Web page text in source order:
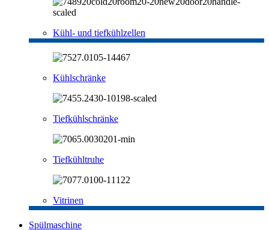
Kühl- und tiefkühlzellen
Kühlschränke
Tiefkühlschränke
Tiefkühltruhe
Vitrinen
Spülmaschine